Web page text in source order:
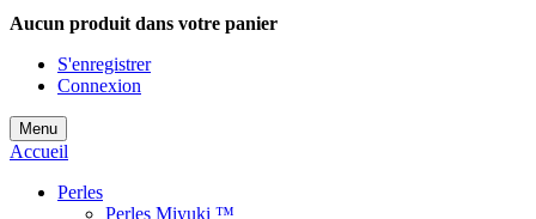
Aucun produit dans votre panier
S'enregistrer
Connexion
Menu
Accueil
Perles
Perles Miyuki ™